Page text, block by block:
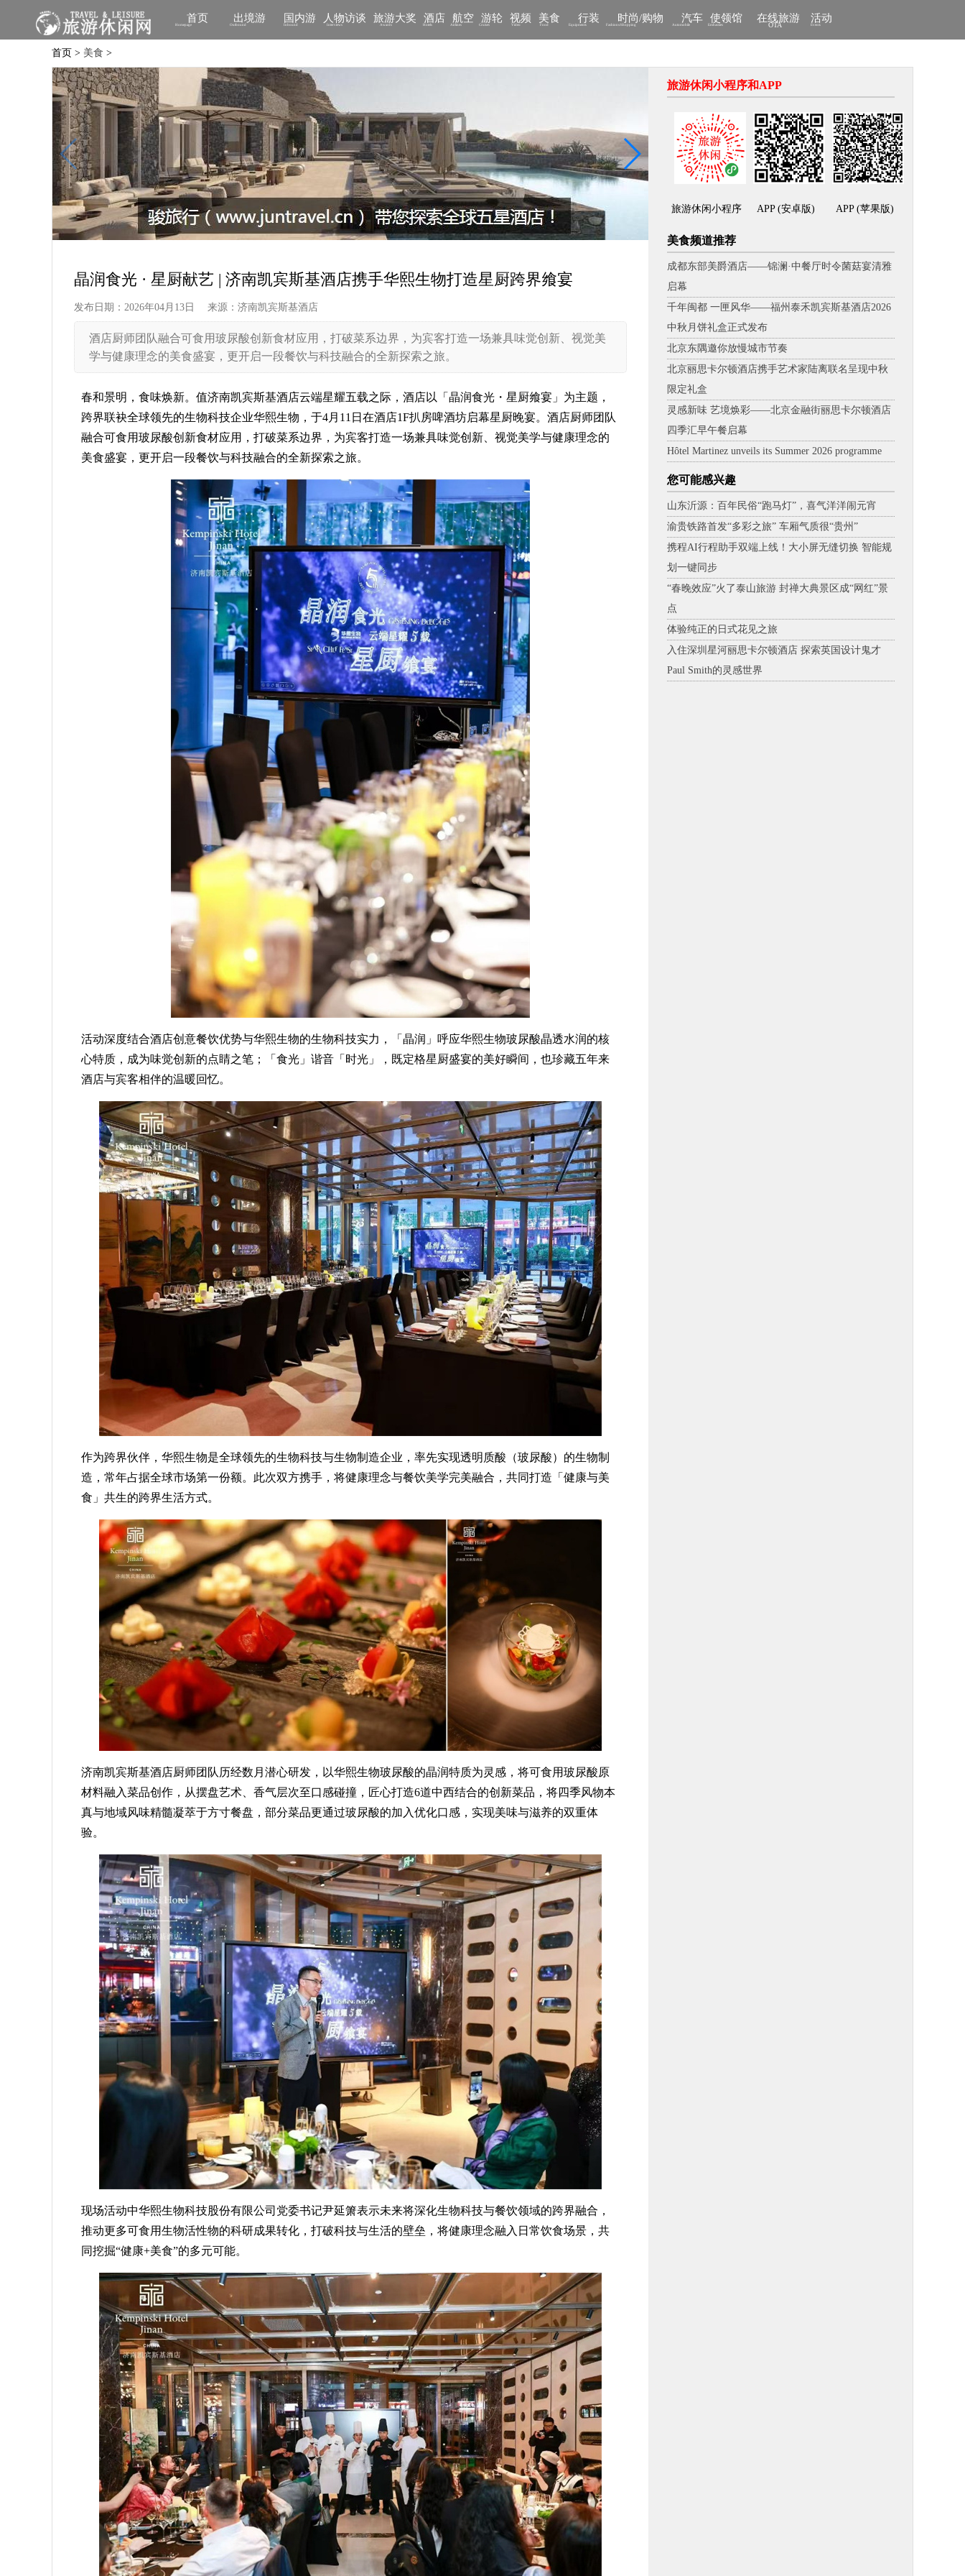
首页
Homepage
出境游
Outbound
国内游
Inbound
人物访谈
Interviews
旅游大奖
Awards
酒店
Hotels
航空
Airlines
游轮
Cruises
视频
Video
美食
Food
行装
Equipments
时尚/购物
Fashions/Shopping
汽车
Automobile
使领馆
Embassies
在线旅游
OTA
活动
Events
国际文化交流小大使
封面票选
探店
小记者营地
首页 > 美食 >
晶润食光 · 星厨献艺 | 济南凯宾斯基酒店携手华熙生物打造星厨跨界飨宴
发布日期：2026年04月13日 来源：济南凯宾斯基酒店
酒店厨师团队融合可食用玻尿酸创新食材应用，打破菜系边界，为宾客打造一场兼具味觉创新、视觉美
学与健康理念的美食盛宴，更开启一段餐饮与科技融合的全新探索之旅。
春和景明，食味焕新。值济南凯宾斯基酒店云端星耀五载之际，酒店以「晶润食光・星厨飨宴」为主题，
跨界联袂全球领先的生物科技企业华熙生物，于4月11日在酒店1F扒房啤酒坊启幕星厨晚宴。酒店厨师团队
融合可食用玻尿酸创新食材应用，打破菜系边界，为宾客打造一场兼具味觉创新、视觉美学与健康理念的
美食盛宴，更开启一段餐饮与科技融合的全新探索之旅。
活动深度结合酒店创意餐饮优势与华熙生物的生物科技实力，「晶润」呼应华熙生物玻尿酸晶透水润的核
心特质，成为味觉创新的点睛之笔；「食光」谐音「时光」，既定格星厨盛宴的美好瞬间，也珍藏五年来
酒店与宾客相伴的温暖回忆。
作为跨界伙伴，华熙生物是全球领先的生物科技与生物制造企业，率先实现透明质酸（玻尿酸）的生物制
造，常年占据全球市场第一份额。此次双方携手，将健康理念与餐饮美学完美融合，共同打造「健康与美
食」共生的跨界生活方式。
济南凯宾斯基酒店厨师团队历经数月潜心研发，以华熙生物玻尿酸的晶润特质为灵感，将可食用玻尿酸原
材料融入菜品创作，从摆盘艺术、香气层次至口感碰撞，匠心打造6道中西结合的创新菜品，将四季风物本
真与地域风味精髓凝萃于方寸餐盘，部分菜品更通过玻尿酸的加入优化口感，实现美味与滋养的双重体
验。
现场活动中华熙生物科技股份有限公司党委书记尹延箫表示未来将深化生物科技与餐饮领域的跨界融合，
推动更多可食用生物活性物的科研成果转化，打破科技与生活的壁垒，将健康理念融入日常饮食场景，共
同挖掘“健康+美食”的多元可能。
旅游休闲小程序和APP
旅游休闲小程序 APP (安卓版) APP (苹果版)
美食频道推荐
成都东部美爵酒店——锦澜·中餐厅时令菌菇宴清雅
启幕
千年闽都 一匣风华——福州泰禾凯宾斯基酒店2026
中秋月饼礼盒正式发布
北京东隅邀你放慢城市节奏
北京丽思卡尔顿酒店携手艺术家陆离联名呈现中秋
限定礼盒
灵感新味 艺境焕彩——北京金融街丽思卡尔顿酒店
四季汇早午餐启幕
Hôtel Martinez unveils its Summer 2026 programme
您可能感兴趣
山东沂源：百年民俗“跑马灯”，喜气洋洋闹元宵
渝贵铁路首发“多彩之旅” 车厢气质很“贵州”
携程AI行程助手双端上线！大小屏无缝切换 智能规
划一键同步
“春晚效应”火了泰山旅游 封禅大典景区成“网红”景
点
体验纯正的日式花见之旅
入住深圳星河丽思卡尔顿酒店 探索英国设计鬼才
Paul Smith的灵感世界